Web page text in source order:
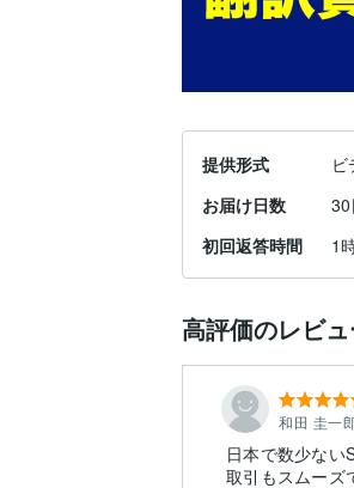
提供形式
お届け日数
30
初回返答時間
1
高評価のレビ
和田 圭一
日本で数少ない